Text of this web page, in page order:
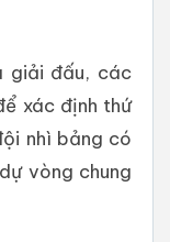
giải đấu, các
xác định thứ
nhì bảng có
vòng chung